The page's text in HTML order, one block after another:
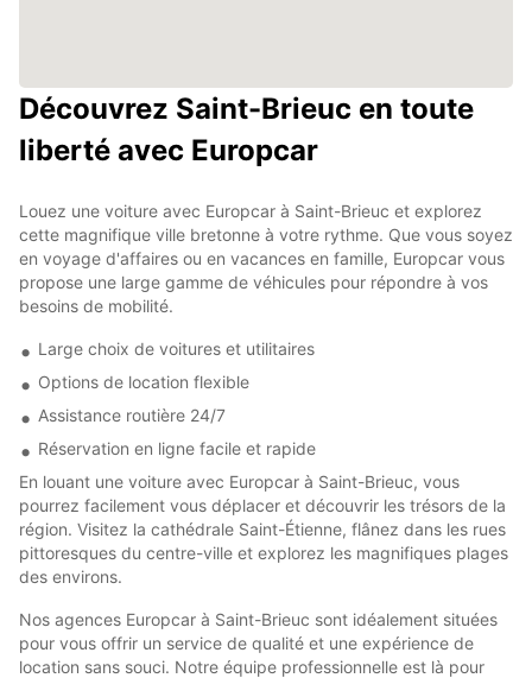
Découvrez Saint-Brieuc en toute
liberté avec Europcar
Louez une voiture avec Europcar à Saint-Brieuc et explorez
cette magnifique ville bretonne à votre rythme. Que vous soyez
en voyage d'affaires ou en vacances en famille, Europcar vous
propose une large gamme de véhicules pour répondre à vos
besoins de mobilité.
Large choix de voitures et utilitaires
Options de location flexible
Assistance routière 24/7
Réservation en ligne facile et rapide
En louant une voiture avec Europcar à Saint-Brieuc, vous
pourrez facilement vous déplacer et découvrir les trésors de la
région. Visitez la cathédrale Saint-Étienne, flânez dans les rues
pittoresques du centre-ville et explorez les magnifiques plages
des environs.
Nos agences Europcar à Saint-Brieuc sont idéalement situées
pour vous offrir un service de qualité et une expérience de
location sans souci. Notre équipe professionnelle est là pour